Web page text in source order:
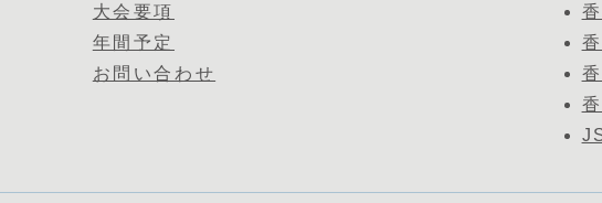
大会要項
年間予定
お問い合わせ